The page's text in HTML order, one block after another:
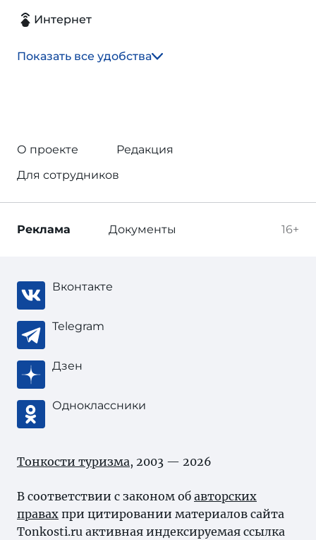
Интернет
Показать все удобства
О проекте
Редакция
Для сотрудников
16+
Реклама Документы
Вконтакте
Telegram
Дзен
Одноклассники
Тонкости туризма, 2003 — 2026
В соответствии с законом об авторских
правах при цитировании материалов сайта
Tonkosti.ru активная индексируемая ссылка